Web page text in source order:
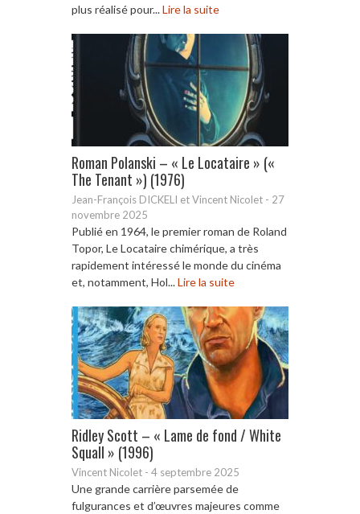
plus réalisé pour...Lire la suite
Roman Polanski – « Le Locataire » («
The Tenant ») (1976)
Jean-François DICKELI et Vincent Nicolet - 27
novembre 2025
Publié en 1964, le premier roman de Roland
Topor, Le Locataire chimérique, a très
rapidement intéressé le monde du cinéma
et, notamment, Hol...Lire la suite
Ridley Scott – « Lame de fond / White
Squall » (1996)
Vincent Nicolet - 4 septembre 2025
Une grande carrière parsemée de
fulgurances et d’œuvres majeures comme